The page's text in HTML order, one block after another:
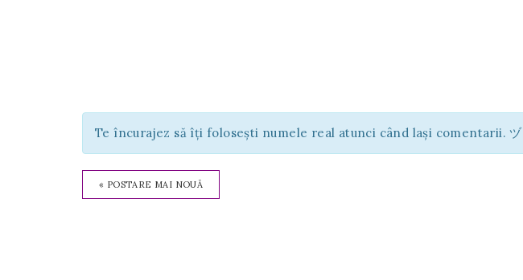
Te încurajez să îți folosești numele real atunci când lași comentarii. ヅ
« POSTARE MAI NOUĂ